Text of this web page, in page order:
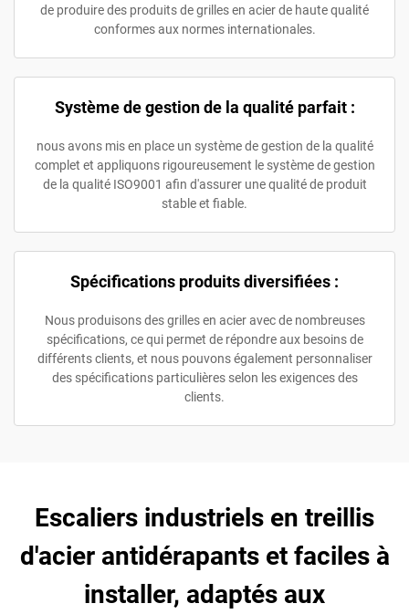
de produire des produits de grilles en acier de haute qualité
conformes aux normes internationales.
Système de gestion de la qualité parfait :
nous avons mis en place un système de gestion de la qualité
complet et appliquons rigoureusement le système de gestion
de la qualité ISO9001 afin d'assurer une qualité de produit
stable et fiable.
Spécifications produits diversifiées :
Nous produisons des grilles en acier avec de nombreuses
spécifications, ce qui permet de répondre aux besoins de
différents clients, et nous pouvons également personnaliser
des spécifications particulières selon les exigences des
clients.
Escaliers industriels en treillis
d'acier antidérapants et faciles à
installer, adaptés aux